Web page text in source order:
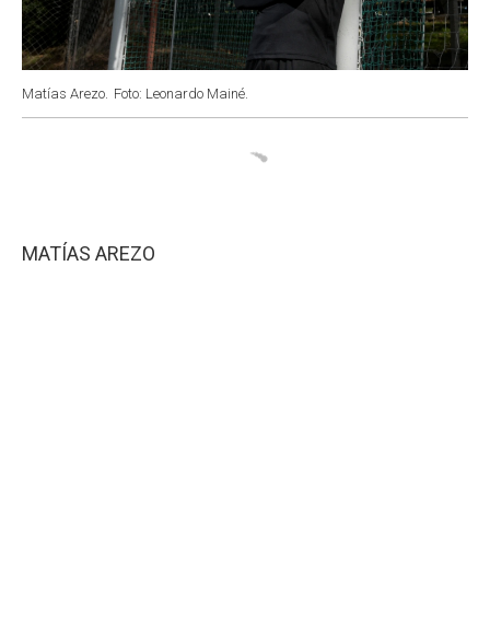
Matías Arezo. Foto: Leonardo Mainé.
MATÍAS AREZO